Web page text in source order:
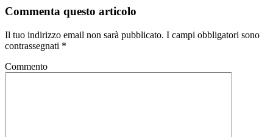
Commenta questo articolo
Il tuo indirizzo email non sarà pubblicato. I campi obbligatori sono
contrassegnati *
Commento